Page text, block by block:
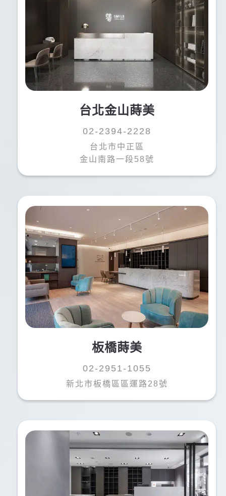
長期國外工作與醫師評估說明後，確認治療及費用，
馬上進行口腔掃描安排植牙。
短短兩天植入植體straumann，之後三個月回國就可
以進行做假牙。
覺得金山蒔美非常有效率也讓人安心，也推薦許庭豪
醫師，櫃檯小姐也很溫柔。
推薦給大家
台北金山蒔美
02-2394-2228
台北市中正區
金山南路一段58號
板橋蒔美
02-2951-1055
新北市板橋區區運路28號